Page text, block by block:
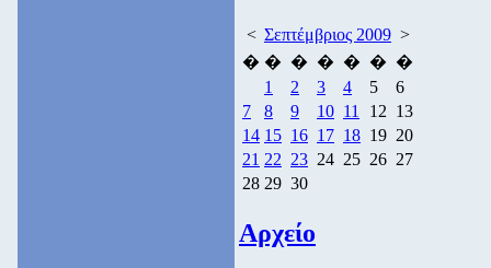
< Σεπτέμβριος 2009 >
� � � � � � �
1
2 3 4 5
6
7
8 9 10 11 12 13
14 15 16 17 18 19 20
21 22 23 24 25 26 27
28 29 30
Αρχείο